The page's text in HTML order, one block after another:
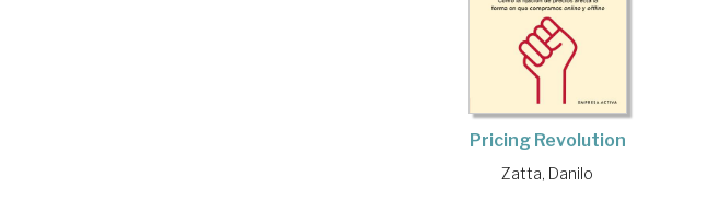
Pricing Revolution
Zatta, Danilo